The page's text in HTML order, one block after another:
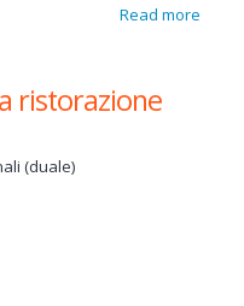
Read more
ristorazione
(duale)